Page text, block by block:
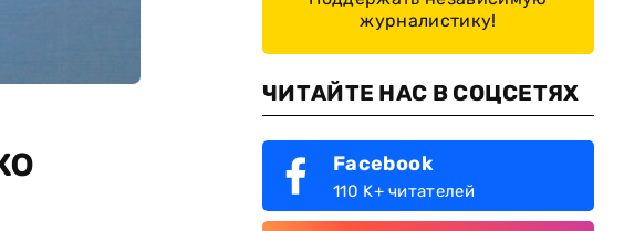
журналистику!
ЧИТАЙТЕ НАС В СОЦСЕТЯХ
Facebook
110 K+ читателей